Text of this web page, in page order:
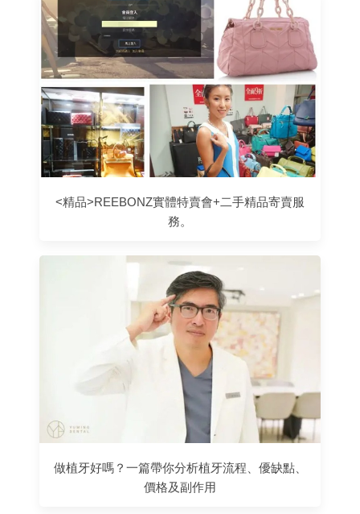
<精品>REEBONZ實體特賣會+二手精品寄賣服
務。
做植牙好嗎？一篇帶你分析植牙流程、優缺點、
價格及副作用